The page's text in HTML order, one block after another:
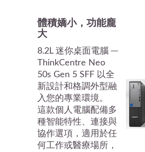
體積嬌小，功能龐
大
8.2L 迷你桌面電腦 ─
ThinkCentre Neo
50s Gen 5 SFF 以全
新設計和格調外型融
入您的專業環境。
這款個人電腦配備多
種智能特性、連接與
協作選項，適用於任
何工作或醫療場所，